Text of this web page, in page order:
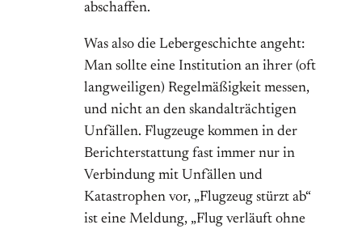
abschaffen.
Was also die Lebergeschichte angeht:
Man sollte eine Institution an ihrer (oft
langweiligen) Regelmäßigkeit messen,
und nicht an den skandalträchtigen
Unfällen. Flugzeuge kommen in der
Berichterstattung fast immer nur in
Verbindung mit Unfällen und
Katastrophen vor, „Flugzeug stürzt ab“
ist eine Meldung, „Flug verläuft ohne